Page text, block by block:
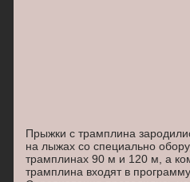
Прыжки с трамплина
на лыжах со специально
трамплинах 90 м и 120 м, а
трамплина входят в